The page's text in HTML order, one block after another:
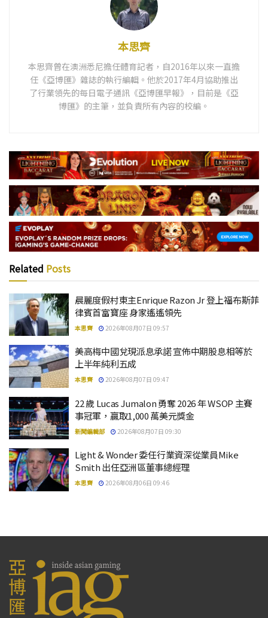
本思齊
本思齊曾在澳洲悉尼擔任體育記者，自2016年以來一直擔
任《亞博匯》雜誌的執行編輯。他於2017年4月協助推出
了行業領先的每日電子通訊《亞博匯早報》，目前是《亞
博匯》的主筆，並負責所有內容的校編。
Related Posts
晨麗度假村東主Enrique Razon Jr 登上福布斯菲
律賓首富寶座 身家遙遙領先
本思齊 2026年08月07日 09:57
美高梅中國兌現派息承諾 宣佈中期股息相等於
上半年純利五成
本思齊 2026年08月07日 09:47
22 歲 Lucas Jumalon 勇奪 2026 年 WSOP 主賽
事冠軍，贏取1,000 萬美元獎金
新聞編輯部 2026年08月07日 09:30
Light & Wonder 委任行業資深從業員Mike
Smith 出任亞洲區董事總經理
本思齊 2026年08月06日 09:46